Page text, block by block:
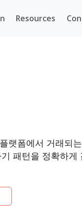
Resources
랫폼에서 거래되
패턴을 정확하